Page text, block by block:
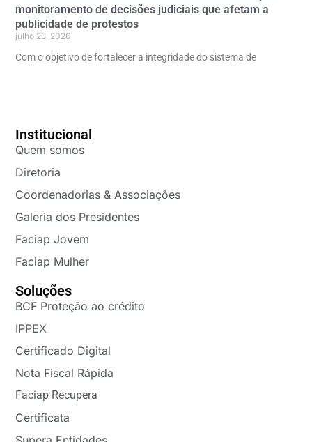
monitoramento de decisões judiciais que afetam a
publicidade de protestos
julho 23, 2026
Com o objetivo de fortalecer a integridade do sistema de
Institucional
Quem somos
Diretoria
Coordenadorias & Associações
Galeria dos Presidentes
Faciap Jovem
Faciap Mulher
Soluções
BCF Proteção ao crédito
IPPEX
Certificado Digital
Nota Fiscal Rápida
Faciap Recupera
Certificata